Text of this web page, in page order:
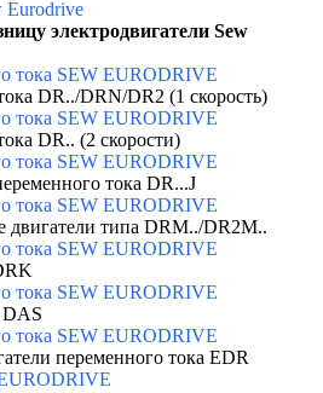
электродвигатели Sew
DR../DRN/DR2 (1 скорость)
DR.. (2 скорости)
тока DR...J
типа DRM../DR2M..
DAS
переменного тока EDR